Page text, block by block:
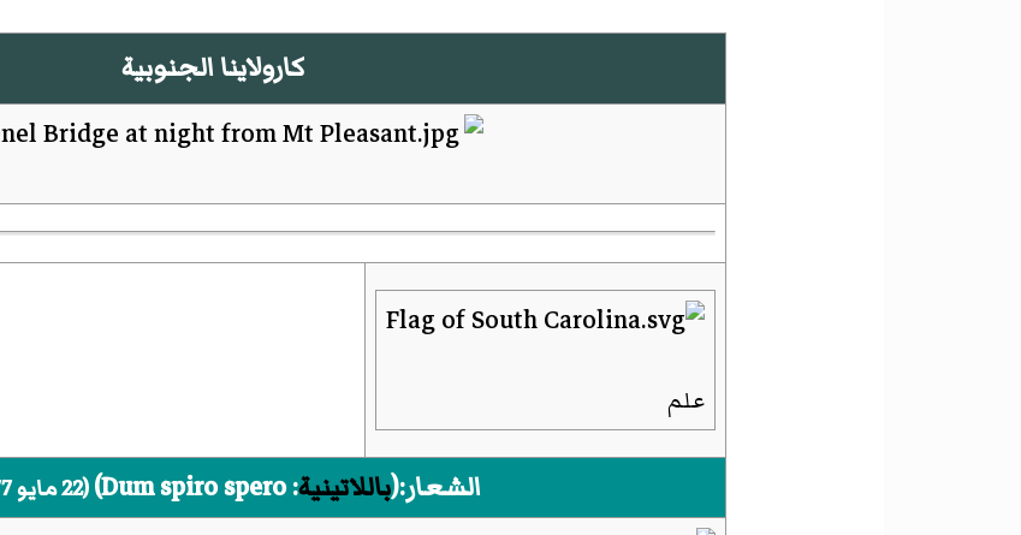
كارولاينا الجنوبية
علم
الشعار:(باللاتينية:
Dum spiro spero
)‏(22 مايو 1777–)